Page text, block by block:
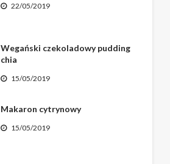
22/05/2019
Wegański czekoladowy pudding
chia
15/05/2019
Makaron cytrynowy
15/05/2019